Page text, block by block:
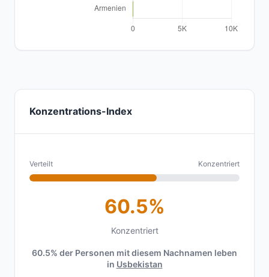
Konzentrations-Index
Verteilt Konzentriert
60.5%
Konzentriert
60.5% der Personen mit diesem Nachnamen leben
in Usbekistan